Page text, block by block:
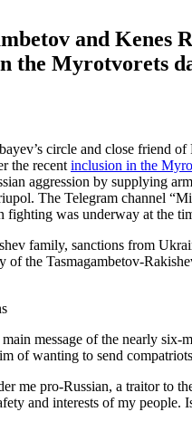
and Kenes
the Myrotvorets
circle and close friend
the recent inclusion in the
aggression by supplying
The Telegram channel
was underway at the
family, sanctions from
the Tasmagambetov-
message of the nearly
of wanting to send
me pro-Russian, a traitor to
and interests of my people.